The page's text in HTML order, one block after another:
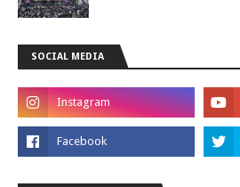
SOCIAL MEDIA